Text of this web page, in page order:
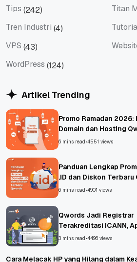
Tips (242) Titan
Tren Industri (4)
VPS (43)
WordPress (124)
Artikel Trending
Promo Ramadan 2026:
Domain dan Hosting
6 mins read•4551 views
Panduan Lengkap
.ID dan Diskon Terbaru
6 mins read•4901 views
Qwords Jadi Registrar
Terakreditasi ICANN,
Untungnya?
3 mins read•4496 views
Cara Melacak HP yang Hilang dalam